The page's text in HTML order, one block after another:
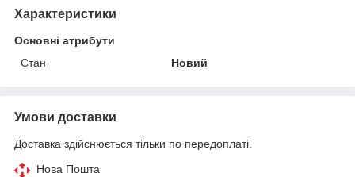
Характеристики
Основні атрибути
Стан
Новий
Умови доставки
Доставка здійснюється тільки по передоплаті.
Нова Пошта